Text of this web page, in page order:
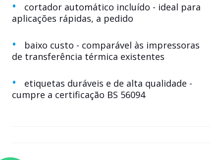
cortador automático incluído - ideal para
aplicações rápidas, a pedido
baixo custo - comparável às impressoras
de transferência térmica existentes
etiquetas duráveis e de alta qualidade -
cumpre a certificação BS 56094